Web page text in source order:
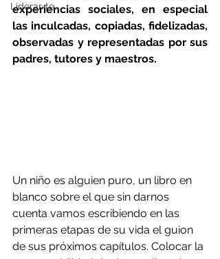
Liderar-te
experiencias sociales, en especial
las inculcadas, copiadas, fidelizadas,
observadas y representadas por sus
padres, tutores y maestros.
Un niño es alguien puro, un libro en
blanco sobre el que sin darnos
cuenta vamos escribiendo en las
primeras etapas de su vida el guion
de sus próximos capítulos. Colocar la